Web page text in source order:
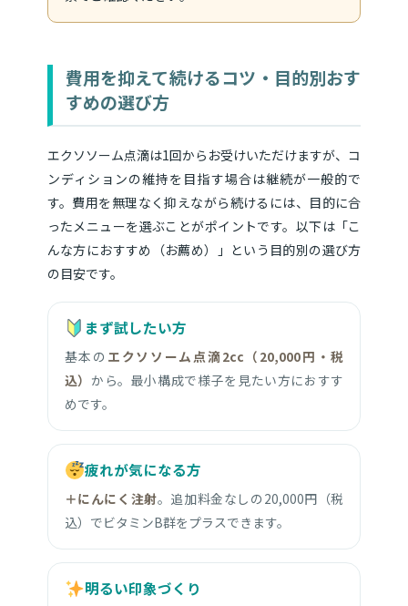
費用を抑えて続けるコツ・目的別おす
すめの選び方
エクソソーム点滴は1回からお受けいただけますが、コ
ンディションの維持を目指す場合は継続が一般的で
す。費用を無理なく抑えながら続けるには、目的に合
ったメニューを選ぶことがポイントです。以下は「こ
んな方におすすめ（お薦め）」という目的別の選び方
の目安です。
まず試したい方
基本の エクソソーム点滴2cc（20,000円・税
込） から。最小構成で様子を見たい方におすす
めです。
疲れが気になる方
＋にんにく注射。追加料金なしの20,000円（税
込）でビタミンB群をプラスできます。
明るい印象づくり